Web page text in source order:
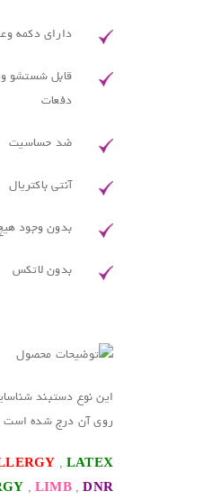
دارای دکمه
قابل شستشو و
دفعات
ضد حساسیت
آنتی باکتریال
بدون وجود
بدون لاتکس
این نوع دستبند
روی آن درج شده
, LATEX
, LIMB , DNR